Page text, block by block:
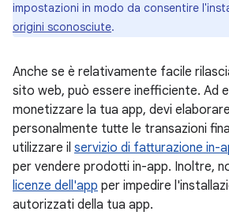
impostazioni in modo da consentire
origini sconosciute.
Anche se è relativamente facile
sito web, può essere inefficiente. Ad
monetizzare la tua app, devi
personalmente tutte le transazioni
utilizzare il servizio di fatturazione in-
per vendere prodotti in-app. Inoltre,
licenze dell'app per impedire
autorizzati della tua app.